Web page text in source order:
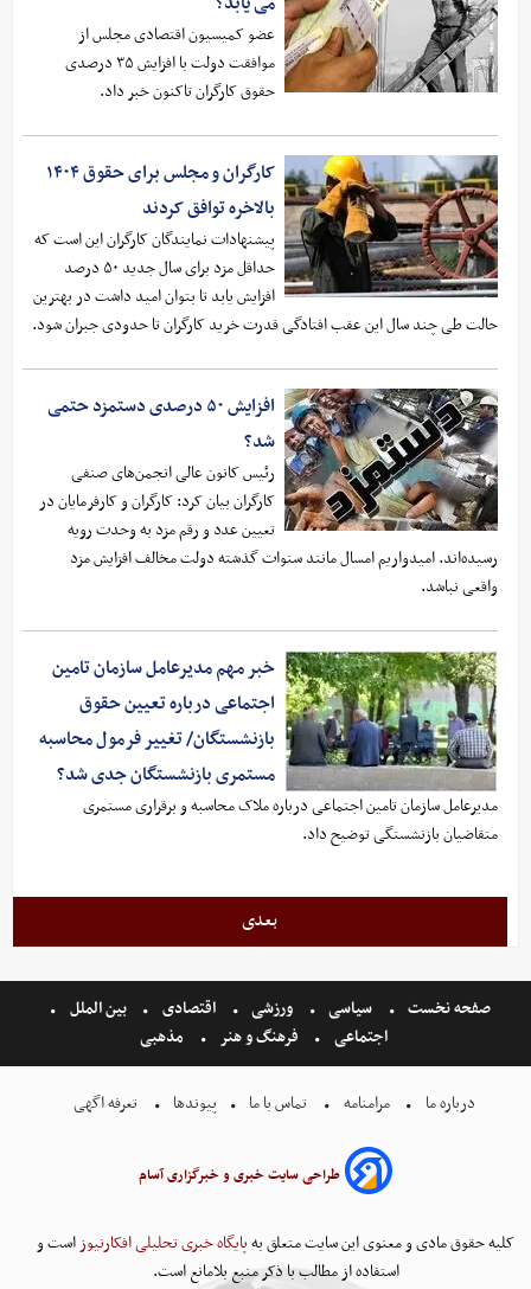
عضو کمیسیون اقتصادی مجلس از
موافقت دولت با افزایش ۳۵ درصدی
حقوق کارگران تاکنون خبر داد.
کارگران و مجلس برای حقوق ۱۴۰۴
بالاخره توافق کردند
پیشنهادات نمایندگان کارگران این است که
حداقل مزد برای سال جدید ۵۰ درصد
افزایش یابد تا بتوان امید داشت در بهترین
حالت طی چند سال این عقب افتادگی قدرت خرید کارگران تا حدودی جبران شود.
افزایش ۵۰ درصدی دستمزد حتمی
شد؟
رئیس کانون عالی انجمن‌های صنفی
کارگران بیان کرد: کارگران و کارفرمایان در
تعیین عدد و رقم مزد به وحدت رویه
رسیده‌اند. امیدواریم امسال مانند سنوات گذشته دولت مخالف افزایش مزد
واقعی نباشد.
خبر مهم مدیرعامل سازمان تامین
اجتماعی درباره تعیین حقوق
بازنشستگان/ تغییر فرمول محاسبه
مستمری بازنشستگان جدی شد؟
مدیرعامل سازمان تامین اجتماعی درباره ملاک محاسبه و برقراری مستمری
متقاضیان بازنشستگی توضیح داد.
بعدی
صفحه نخست سیاسی ورزشی اقتصادی
بین الملل
اجتماعی
فرهنگ و هنر مذهبی
درباره ما مرامنامه تماس با ما پیوندها تعرفه اگهی
طراحی سایت خبری و خبرگزاری آسام
کلیه حقوق مادی و معنوی این سایت متعلق بهپایگاه خبری تحلیلی افکارنیوزاست و
استفاده از مطالب با ذکر منبع بلامانع است.